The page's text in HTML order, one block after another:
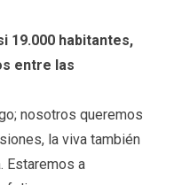
19.000 habitantes,
entre las
nosotros queremos
la viva también
Estaremos a